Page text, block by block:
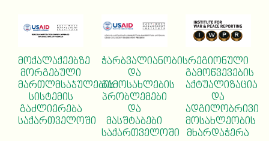
მოქალაქეებზე
მორგებული
მართლმსაჯულების
სისტემის
გაძლიერება
საქართველოში
ჭარბვალიანობის
და
გამოსახლების
პრობლემები
და
მასშტაბები
საქართველოში
რეგიონული
გამოწვევების
აქტუალიზაცია
და
ადგილობრივი
მოსახლეობის
მხარდაჭერა